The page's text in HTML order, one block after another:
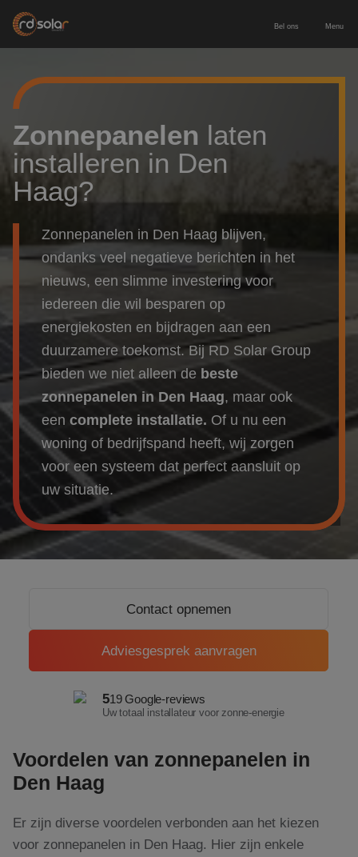
Bel ons Menu
Thuisbatterij
Europees geproduceerde batterij
Laadpaal inclusief installatie
Zonnepanelen zakelijk
Zonnepanelen particulier
Diensten
Leveren & installeren
Zakelijk & MKB
Nieuwbouw
Particulier
Contact
Adviesgesprek aanvragen
Over ons
Referenties
Projecten
Actueel
Zonnepanelen laten
installeren in Den
Haag?
Zonnepanelen in Den Haag blijven,
ondanks veel negatieve berichten in het
nieuws, een slimme investering voor
iedereen die wil besparen op
energiekosten en bijdragen aan een
duurzamere toekomst. Bij RD Solar Group
bieden we niet alleen de beste
zonnepanelen in Den Haag, maar ook
een complete installatie. Of u nu een
woning of bedrijfspand heeft, wij zorgen
voor een systeem dat perfect aansluit op
uw situatie.
Contact opnemen
Adviesgesprek aanvragen
519 Google-reviews
Uw totaal installateur voor zonne-energie
Voordelen van zonnepanelen in
Den Haag
Er zijn diverse voordelen verbonden aan het kiezen
voor zonnepanelen in Den Haag. Hier zijn enkele